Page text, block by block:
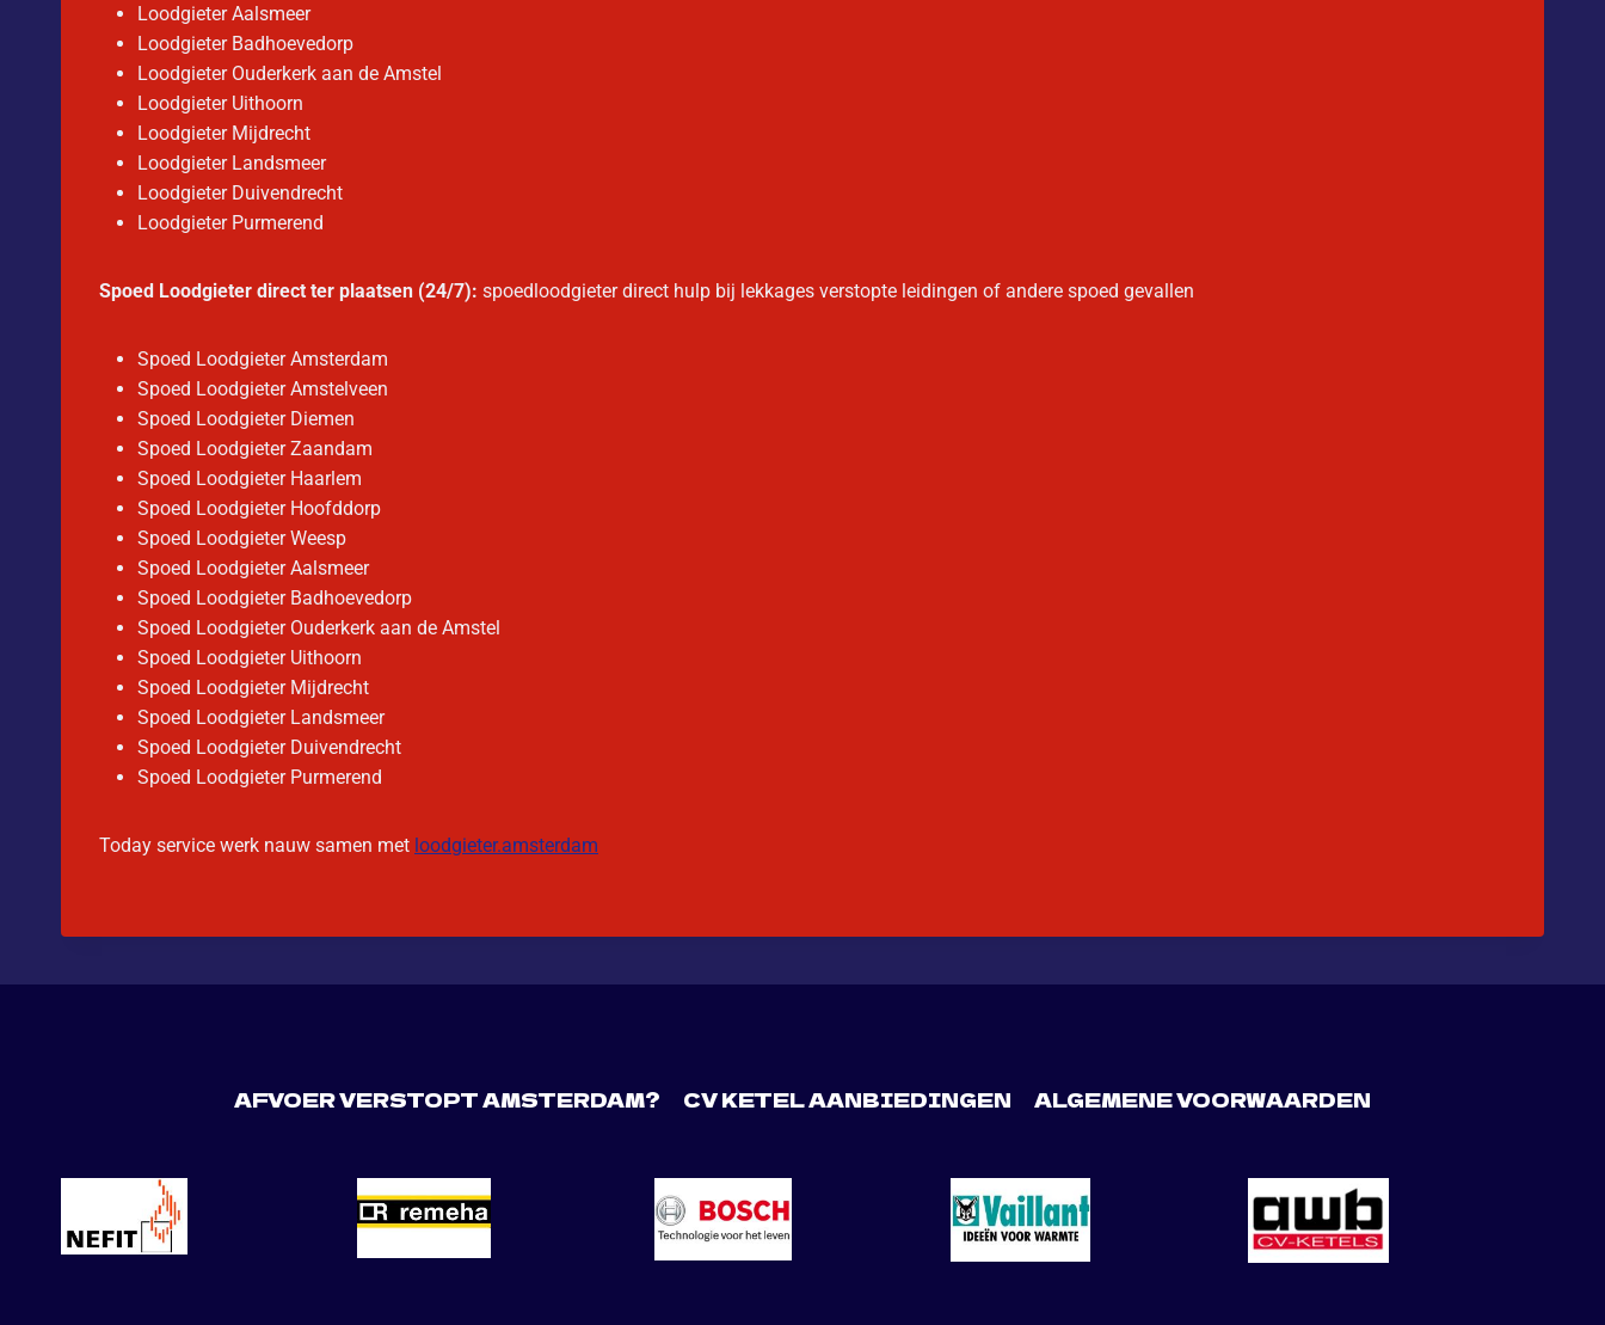
Loodgieter Aalsmeer
Loodgieter Badhoevedorp
Loodgieter Ouderkerk aan de Amstel
Loodgieter Uithoorn
Loodgieter Mijdrecht
Loodgieter Landsmeer
Loodgieter Duivendrecht
Loodgieter Purmerend
Spoed Loodgieter direct ter plaatsen (24/7): spoedloodgieter direct hulp bij lekkages verstopte leidingen of andere spoed gevallen
Spoed Loodgieter Amsterdam
Spoed Loodgieter Amstelveen
Spoed Loodgieter Diemen
Spoed Loodgieter Zaandam
Spoed Loodgieter Haarlem
Spoed Loodgieter Hoofddorp
Spoed Loodgieter Weesp
Spoed Loodgieter Aalsmeer
Spoed Loodgieter Badhoevedorp
Spoed Loodgieter Ouderkerk aan de Amstel
Spoed Loodgieter Uithoorn
Spoed Loodgieter Mijdrecht
Spoed Loodgieter Landsmeer
Spoed Loodgieter Duivendrecht
Spoed Loodgieter Purmerend
Today service werk nauw samen met loodgieter.amsterdam
AFVOER VERSTOPT AMSTERDAM? CV KETEL AANBIEDINGEN ALGEMENE VOORWAARDEN